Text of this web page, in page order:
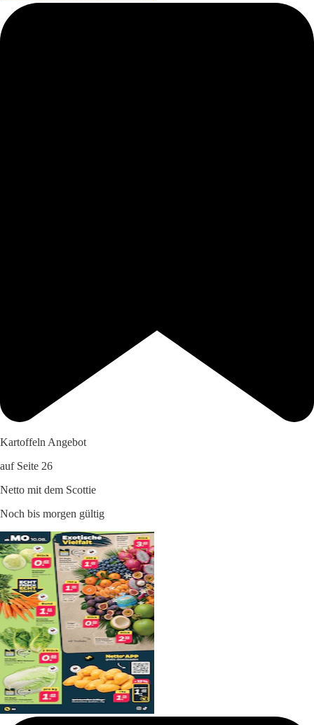
Kartoffeln Angebot
auf Seite 26
Netto mit dem Scottie
Noch bis morgen gültig